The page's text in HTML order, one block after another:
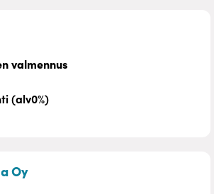
valmennus
valmennus
(alv0%)
Oy– Toimintaterapiaa